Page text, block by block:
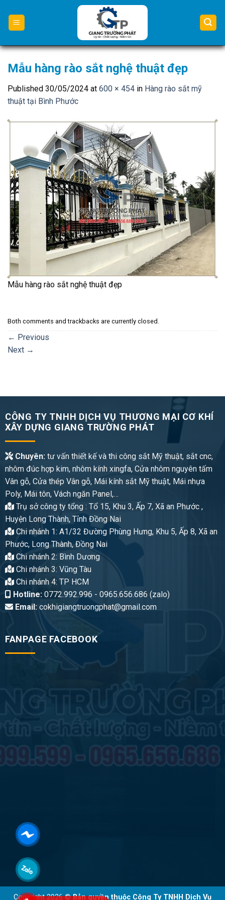
content
Mẫu hàng rào sắt nghệ thuật đẹp
Published 30/05/2024 at 600 × 454 in Hàng rào sắt mỹ
thuật tại Bình Phước
Mẫu hàng rào sắt nghệ thuật đẹp
Both comments and trackbacks are currently closed.
← Previous
Next →
CÔNG TY TNHH DỊCH VỤ THƯƠNG MẠI CƠ KHÍ
XÂY DỰNG GIANG TRƯỜNG PHÁT
Chuyên:tư vấn thiết kế và thi công sắt Mỹ thuật, sắt cnc,
nhôm đúc hợp kim, nhôm kính xingfa, Cửa nhôm nguyên tấm
Vân gỗ, Cửa thép Vân gỗ, Mái kính sắt Mỹ thuật, Mái nhựa
Poly, Mái tôn, Vách ngăn Panel,…
Trụ sở công ty tổng : Tổ 15, Khu 3, Ấp 7, Xã an Phước ,
Huyện Long Thành, Tỉnh Đồng Nai
Chi nhánh 1: A1/32 Đường Phùng Hưng, Khu 5, Ấp 8, Xã an
Phước, Long Thành, Đồng Nai
Chi nhánh 2: Bình Dương
Chi nhánh 3: Vũng Tàu
Chi nhánh 4: TP HCM
Hotline:0772.992.996 - 0965.656.686 (zalo)
Email:cokhigiangtruongphat@gmail.com
FANPAGE FACEBOOK
Copyright 2026 ©Bản quyền thuộc Công Ty TNHH Dịch Vụ